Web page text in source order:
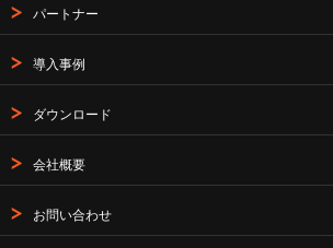
パートナー
導入事例
ダウンロード
会社概要
お問い合わせ